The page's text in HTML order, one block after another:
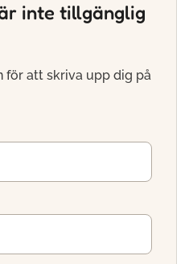
inte tillgänglig
för att skriva upp dig på